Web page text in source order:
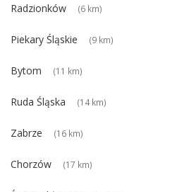
Radzionków (6 km)
Piekary Śląskie (9 km)
Bytom (11 km)
Ruda Śląska (14 km)
Zabrze (16 km)
Chorzów (17 km)